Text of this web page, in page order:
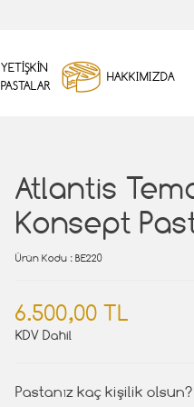
YETİŞKİN
PASTALAR
HAKKIMIZDA
Atlantis
Konsept
Ürün Kodu : BE220
6.500,00 TL
KDV Dahil
Pastanız kaç kişilik olsun?